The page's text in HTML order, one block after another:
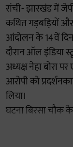
रांची- झारखंड में
कथित गड़बड़ियों
आंदोलन के 14वें
दौरान ऑल इंडिया
अध्यक्ष नेहा बोरा
आरोपी को
लिया।
घटना बिरसा चौक